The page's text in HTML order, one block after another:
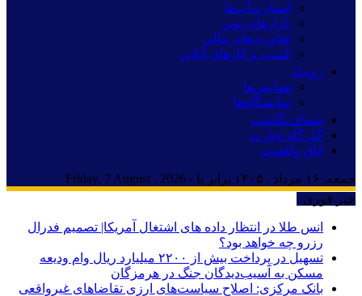
استارت‌آپ‌ها
بازارهای نوین
فناوری‌های مالی
کسب و کارهای آنلاین
رویداد
همایش‌ها
نمایشگاه‌ها
شفاف‌نگاشت
گذرگاه تجارت
اتاق واقعیت
جمعه, ۱۶ مرداد , ۱۴۰۵ برابر با - Friday, 7 August , 2026
خبر فوری :
انس طلا در انتظار داده های اشتغال آمریکا| تصمیم فدرال
رزرو چه خواهد بود؟
تسهیل در پرداخت بیش از ۲۲۰۰ میلیارد ریال وام ودیعه
مسکن به آسیب‌دیدگان جنگ در هرمزگان
بانک مرکزی: اصلاح سیاست‌های ارزی تقاضاهای غیرواقعی